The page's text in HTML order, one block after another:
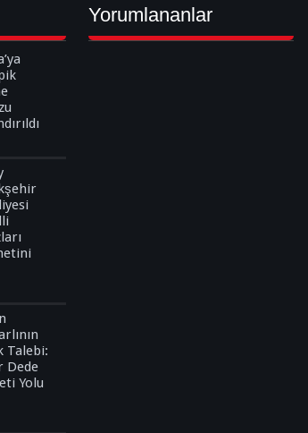
Talebi:
Dede
Yolu
Yorumlananlar